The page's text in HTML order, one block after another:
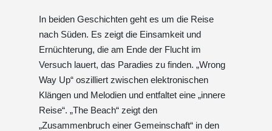
In beiden Geschichten geht es um die Reise
nach Süden. Es zeigt die Einsamkeit und
Ernüchterung, die am Ende der Flucht im
Versuch lauert, das Paradies zu finden. „Wrong
Way Up“ oszilliert zwischen elektronischen
Klängen und Melodien und entfaltet eine „innere
Reise“. „The Beach“ zeigt den
„Zusammenbruch einer Gemeinschaft“ in den